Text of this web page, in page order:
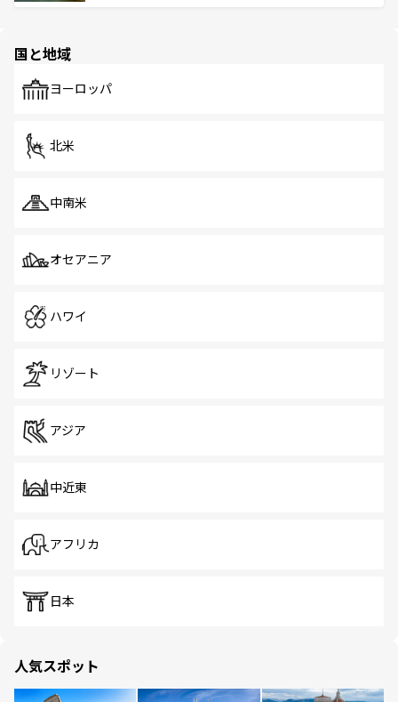
で、ホーカーズは地元の風情を楽しめる外せないスポット
国と地域
ヨーロッパ
北米
中南米
オセアニア
ハワイ
リゾート
アジア
中近東
アフリカ
日本
人気スポット